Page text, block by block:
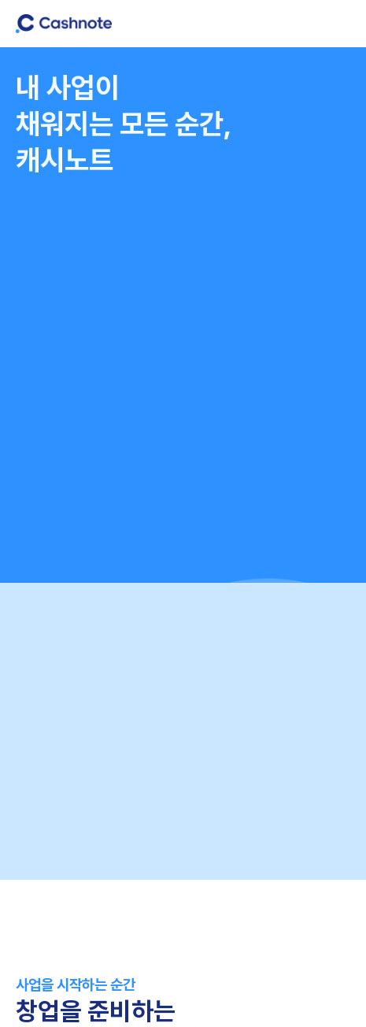
내 사업이
채워지는 모든 순간,
캐시노트
사업을 시작하는 순간
창업을 준비하는